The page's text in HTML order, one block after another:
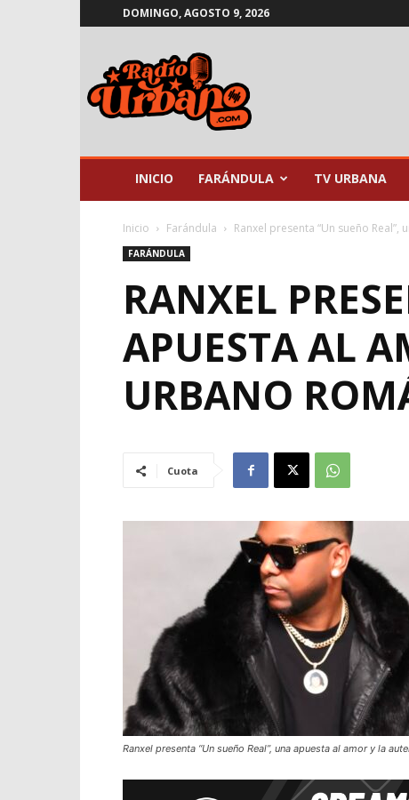
DOMINGO, AGOSTO 9, 2026
INICIO FARÁNDULA TV URBANA
Inicio Farándula Ranxel presenta “Un sueño
FARÁNDULA
RANXEL
APUESTA AL
URBANO
Cuota
Ranxel presenta “Un sueño Real”, una apuesta al amor y la